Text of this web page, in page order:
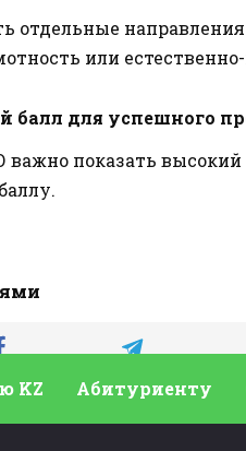
отдельные
или
для успешного
показать
KZ Абитуриенту